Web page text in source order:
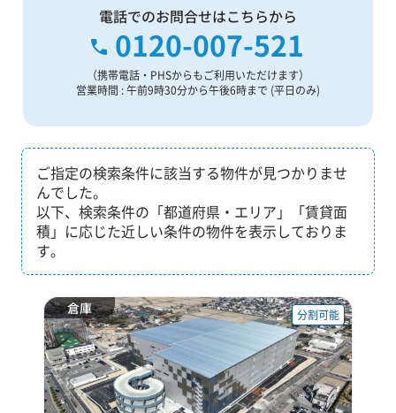
電話でのお問合せはこちらから
0120-007-521
（携帯電話・PHSからもご利用いただけます）
営業時間 : 午前9時30分から午後6時まで (平日のみ)
ご指定の検索条件に該当する物件が見つかりませ
んでした。
以下、検索条件の「都道府県・エリア」「賃貸面
積」に応じた近しい条件の物件を表示しておりま
す。
倉庫 分割可能